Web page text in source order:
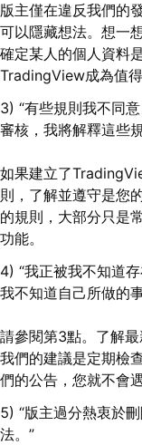
版主僅在違反我們的
可以隱藏想法。想一
確定某人的個人資料
TradingView成為值
3) “有些規則我不同
審核，我將解釋這些
如果建立了
則，了解並遵守是您
的規則，大部分只是
功能。
4) “我正被我不知道
我不知道自己所做的
請參閱第3點。了解
我們的建議是定期檢
們的公告，您就不會
5) “版主過分熱衷於
法。”